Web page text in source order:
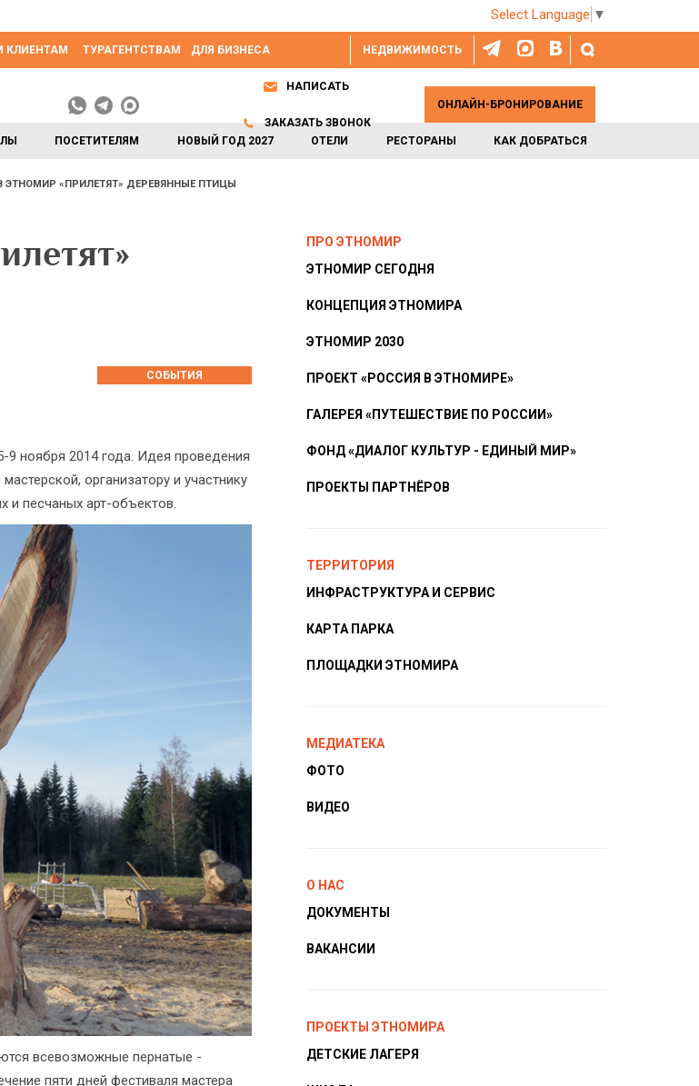
Select Language ▼
НЕДВИЖИМОСТЬ
КЛИЕНТАМ ТУРАГЕНТСТВАМ ДЛЯ БИЗНЕСА
ПОСЕТИТЕЛЯМ НОВЫЙ ГОД 2027 ОТЕЛИ РЕСТОРАНЫ КАК ДОБРАТЬСЯ
НАПИСАТЬ
ЗАКАЗАТЬ ЗВОНОК
ОНЛАЙН-БРОНИРОВАНИЕ
ЭТНОМИР «ПРИЛЕТЯТ» ДЕРЕВЯННЫЕ ПТИЦЫ
СОБЫТИЯ
ноября 2014 года. Идея проведения
организатору и участнику
и песчаных арт-объектов.
всевозможные пернатые -
пяти дней фестиваля мастера
ПРО ЭТНОМИР
ЭТНОМИР СЕГОДНЯ
КОНЦЕПЦИЯ ЭТНОМИРА
ЭТНОМИР 2030
ПРОЕКТ «РОССИЯ В ЭТНОМИРЕ»
ГАЛЕРЕЯ «ПУТЕШЕСТВИЕ ПО РОССИИ»
ФОНД «ДИАЛОГ КУЛЬТУР - ЕДИНЫЙ МИР»
ПРОЕКТЫ ПАРТНЁРОВ
ТЕРРИТОРИЯ
ИНФРАСТРУКТУРА И СЕРВИС
КАРТА ПАРКА
ПЛОЩАДКИ ЭТНОМИРА
МЕДИАТЕКА
ФОТО
ВИДЕО
О НАС
ДОКУМЕНТЫ
ВАКАНСИИ
ПРОЕКТЫ ЭТНОМИРА
ДЕТСКИЕ ЛАГЕРЯ